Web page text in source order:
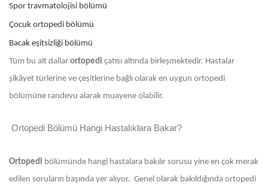
Spor travmatolojisi bölümü
Çocuk ortopedi bölümü
Bacak eşitsizliği bölümü
Tüm bu alt dallar ortopedi çatısı altında birleşmektedir. Hastalar
şikâyet türlerine ve çeşitlerine bağlı olarak en uygun ortopedi
bölümüne randevu alarak muayene olabilir.
Ortopedi Bölümü Hangi Hastalıklara Bakar?
Ortopedi bölümünde hangi hastalara bakılır sorusu yine en çok merak
edilen soruların başında yer alıyor. Genel olarak bakıldığında ortopedi